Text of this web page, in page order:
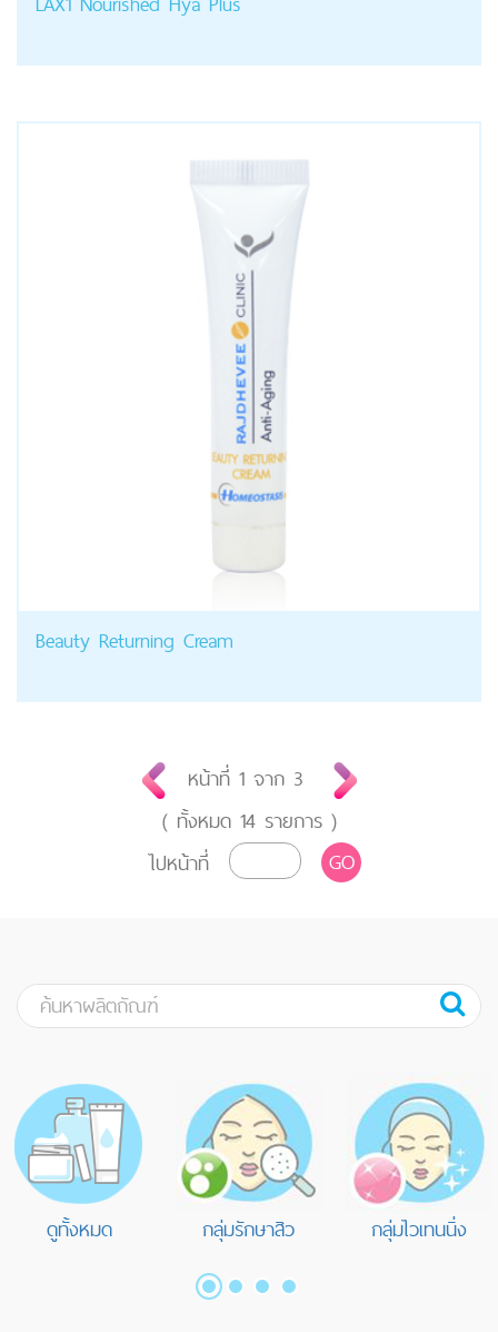
Beauty Returning Cream
หน้าที่ 1จาก 3
( ทั้งหมด 14รายการ )
ไปหน้าที่
GO
ดูทั้งหมด กลุ่มรักษาสิว กลุ่มไวเทนนิ่ง